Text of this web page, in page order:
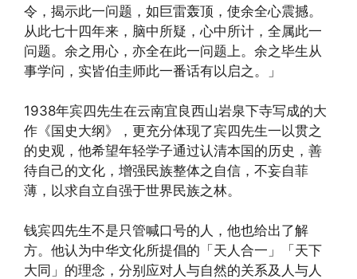
令，揭示此一问题，如巨雷轰顶，使余全心震撼。
从此七十四年来，脑中所疑，心中所计，全属此一
问题。余之用心，亦全在此一问题上。余之毕生从
事学问，实皆伯圭师此一番话有以启之。」
1938年宾四先生在云南宜良西山岩泉下寺写成的大
作《国史大纲》，更充分体现了宾四先生一以贯之
的史观，他希望年轻学子通过认清本国的历史，善
待自己的文化，增强民族整体之自信，不妄自菲
薄，以求自立自强于世界民族之林。
钱宾四先生不是只管喊口号的人，他也给出了解
方。他认为中华文化所提倡的「天人合一」「天下
大同」的理念，分别应对人与自然的关系及人与人